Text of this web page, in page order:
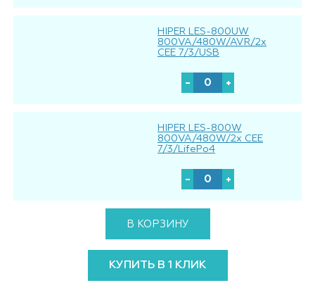
HIPER LES-800UW
800VA/480W/AVR/2x
CEE 7/3/USB
HIPER LES-800W
800VA/480W/2x CEE
7/3/LifePo4
В КОРЗИНУ
КУПИТЬ В 1 КЛИК